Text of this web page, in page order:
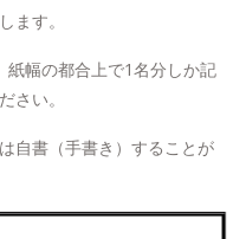
ます。
幅の都合上で1名分しか記
さい。
自書（手書き）することが